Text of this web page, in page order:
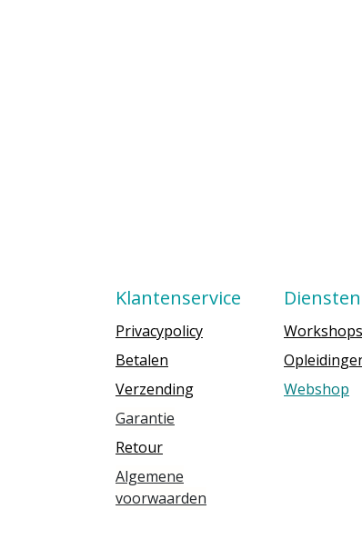
Klantenservice
Privacypolicy
Betalen
Verzending
Garantie
Retour
Algemene
voorwaarden
Diensten
Workshops
Webshop